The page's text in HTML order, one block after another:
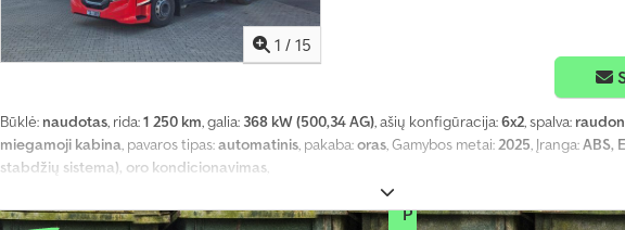
1 / 15
Būklė: naudotas, rida:1 250 km, galia: 368 kW (500,34 AG), ašių konfigūracija:6x2, spalva:
miegamoji kabina, pavaros tipas:automatinis, pakaba:oras, Gamybos metai:2025, Įranga:ABS,
stabdžių sistema), oro kondicionavimas,
n
e
s
P